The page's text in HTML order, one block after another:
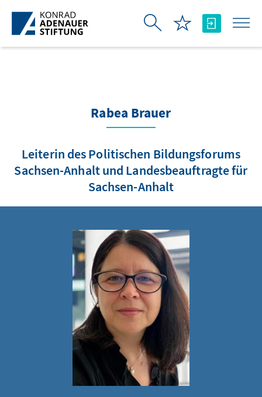
Skip to Main Content
Rabea Brauer
Leiterin des Politischen Bildungsforums
Sachsen-Anhalt und Landesbeauftragte für
Sachsen-Anhalt